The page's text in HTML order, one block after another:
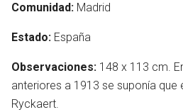
otro
Comunidad: Madrid
Estado: España
Observaciones: 148 x 113 cm.
anteriores a 1913 se suponía que
Ryckaert.